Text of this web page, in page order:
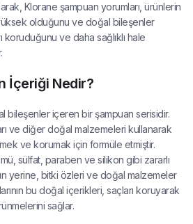
Klorane şampuan yorumları, ürünlerin
olduğunu ve doğal bileşenler
ve daha sağlıklı hale
İçeriği Nedir?
bileşenler içeren bir şampuan serisidir.
ve diğer doğal malzemeleri kullanarak
ve korumak için formüle etmiştir.
sülfat, paraben ve silikon gibi zararlı
yerine, bitki özleri ve doğal malzemeler
bu doğal içerikleri, saçları koruyarak
sağlar.